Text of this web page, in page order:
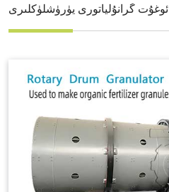
ئوغۇت گرانۇلياتورى يۈرۈشلۈكلىرى